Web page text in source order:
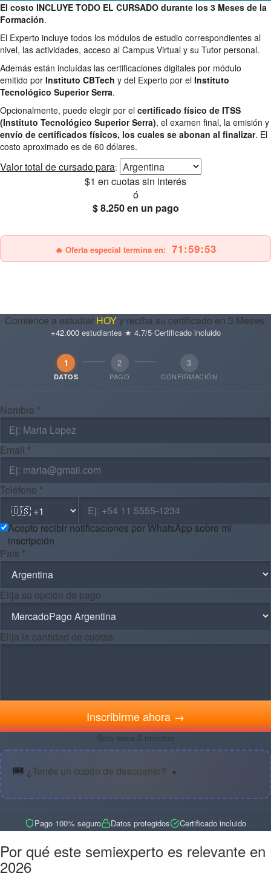
El costo INCLUYE TODO EL CURSADO durante los 3 Meses de la
Formación.
El Experto incluye todos los módulos de estudio correspondientes al
nivel, las actividades, acceso al Campus Virtual y su Tutor personal.
Además están incluídas las certificaciones digitales por módulo
emitido por Instituto CBTech y del Experto por el Instituto
Tecnológico Superior Serra.
Opcionalmente, puede elegir por el certificado físico de ITSS
(Instituto Tecnológico Superior Serra), el examen final, la emisión y
envío de certificados físicos, los cuales se abonan al finalizar. El
costo aproximado es de 60 dólares.
Valor total de cursado para:
$1 en cuotas sin interés
ó
$ 8.250en un pago
🔥 Oferta especial termina en: 71:59:51
Comience a estudiar HOYy reciba su certificado en 3 Meses.
+42.000estudiantes·★ 4.7/5·Certificado incluido
1
DATOS
2
PAGO
3
CONFIRMACIÓN
Nombre *
Email *
Teléfono *
Acepto recibir notificaciones por WhatsApp sobre mi
inscripción
País *
Elija su opción de pago
Elija la cantidad de cuotas
Inscribirme ahora →
Solo toma 2 minutos
🎟️ ¿Tenés un cupón de descuento? ▼
Pago 100% seguro Datos protegidos Certificado incluido
Por qué este semiexperto es relevante en
2026